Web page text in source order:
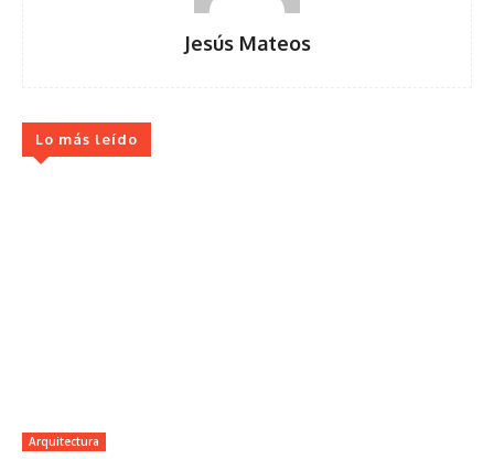
Jesús Mateos
Lo más leído
Arquitectura